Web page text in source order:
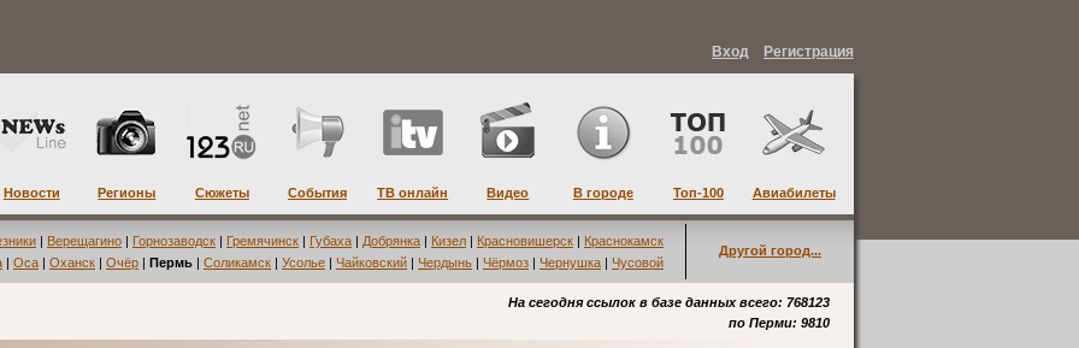
Вход Регистрация
Новости Регионы Сюжеты События ТВ онлайн Видео В городе Топ-100 Авиабилеты
| Верещагино | Горнозаводск | Гремячинск | Губаха | Добрянка | Кизел | Красновишерск | Краснокамск
| Оса | Оханск | Очёр | Пермь | Соликамск | Усолье | Чайковский | Чердынь | Чёрмоз | Чернушка | Чусовой
Другой город...
На сегодня ссылок в базе данных всего: 768123
по Перми: 9810